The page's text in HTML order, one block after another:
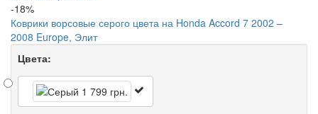
-18%
Коврики ворсовые серого цвета на Honda Accord 7 2002 –
2008 Europe, Элит
Цвета: